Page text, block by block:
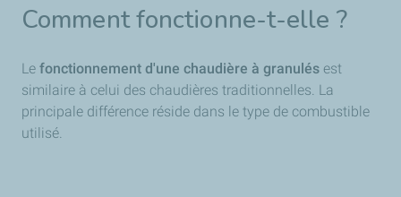
Comment fonctionne-t-elle ?
Le fonctionnement d'une chaudière à granulés est
similaire à celui des chaudières traditionnelles. La
principale différence réside dans le type de combustible
utilisé.